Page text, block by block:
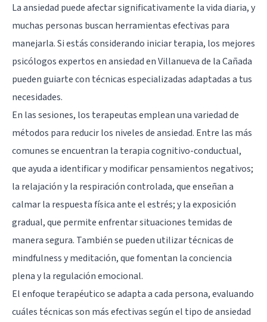
La ansiedad puede afectar significativamente la vida diaria, y
muchas personas buscan herramientas efectivas para
manejarla. Si estás considerando iniciar terapia, los mejores
psicólogos expertos en ansiedad en Villanueva de la Cañada
pueden guiarte con técnicas especializadas adaptadas a tus
necesidades.
En las sesiones, los terapeutas emplean una variedad de
métodos para reducir los niveles de ansiedad. Entre las más
comunes se encuentran la terapia cognitivo-conductual,
que ayuda a identificar y modificar pensamientos negativos;
la relajación y la respiración controlada, que enseñan a
calmar la respuesta física ante el estrés; y la exposición
gradual, que permite enfrentar situaciones temidas de
manera segura. También se pueden utilizar técnicas de
mindfulness y meditación, que fomentan la conciencia
plena y la regulación emocional.
El enfoque terapéutico se adapta a cada persona, evaluando
cuáles técnicas son más efectivas según el tipo de ansiedad